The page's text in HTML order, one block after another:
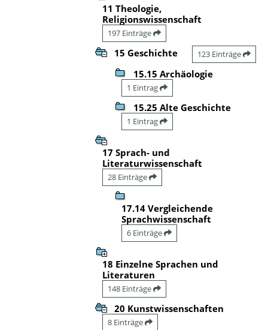
11 Theologie,
Religionswissenschaft
197 Einträge
15 Geschichte 123 Einträge
15.15 Archäologie
1 Eintrag
15.25 Alte Geschichte
1 Eintrag
17 Sprach- und
Literaturwissenschaft
28 Einträge
17.14 Vergleichende
Sprachwissenschaft
6 Einträge
18 Einzelne Sprachen und
Literaturen
148 Einträge
20 Kunstwissenschaften
8 Einträge